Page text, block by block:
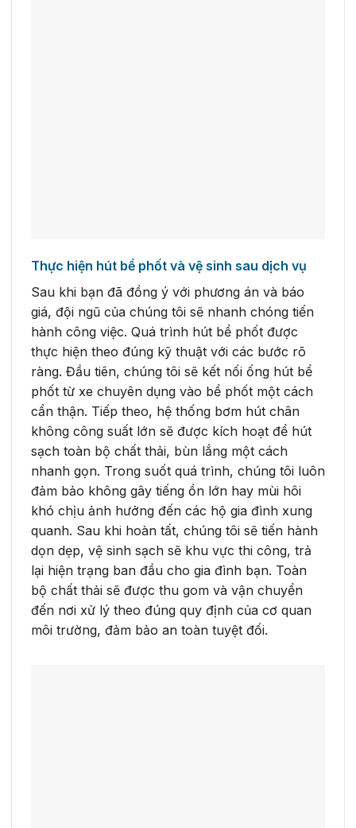
Thực hiện hút bể phốt và vệ sinh sau dịch vụ
Sau khi bạn đã đồng ý với phương án và báo
giá, đội ngũ của chúng tôi sẽ nhanh chóng tiến
hành công việc. Quá trình hút bể phốt được
thực hiện theo đúng kỹ thuật với các bước rõ
ràng. Đầu tiên, chúng tôi sẽ kết nối ống hút bể
phốt từ xe chuyên dụng vào bể phốt một cách
cẩn thận. Tiếp theo, hệ thống bơm hút chân
không công suất lớn sẽ được kích hoạt để hút
sạch toàn bộ chất thải, bùn lắng một cách
nhanh gọn. Trong suốt quá trình, chúng tôi luôn
đảm bảo không gây tiếng ồn lớn hay mùi hôi
khó chịu ảnh hưởng đến các hộ gia đình xung
quanh. Sau khi hoàn tất, chúng tôi sẽ tiến hành
dọn dẹp, vệ sinh sạch sẽ khu vực thi công, trả
lại hiện trạng ban đầu cho gia đình bạn. Toàn
bộ chất thải sẽ được thu gom và vận chuyển
đến nơi xử lý theo đúng quy định của cơ quan
môi trường, đảm bảo an toàn tuyệt đối.